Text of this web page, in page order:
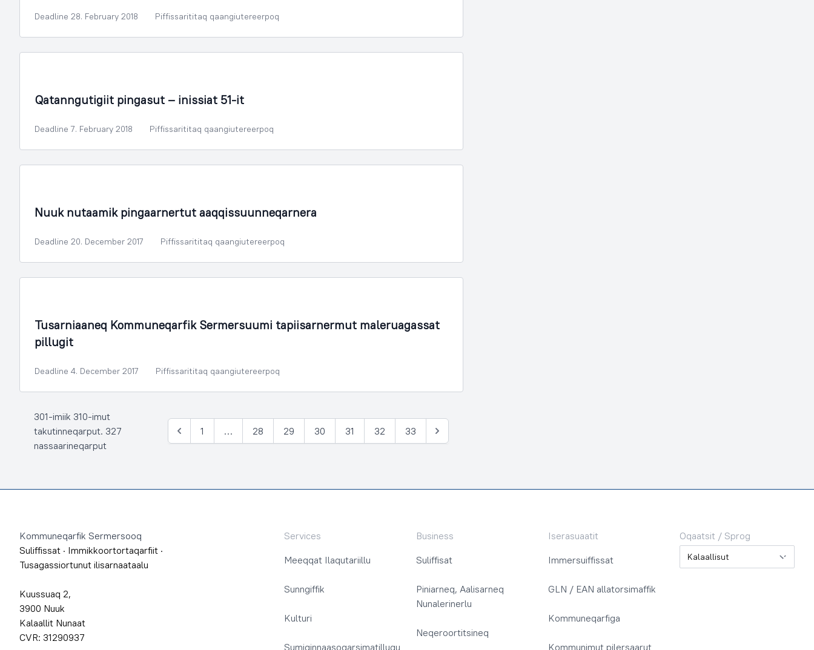
Deadline 28. February 2018 Piffissarititaq qaangiutereerpoq
Qatanngutigiit pingasut – inissiat 51-it
Deadline 7. February 2018 Piffissarititaq qaangiutereerpoq
Nuuk nutaamik pingaarnertut aaqqissuunneqarnera
Deadline 20. December 2017 Piffissarititaq qaangiutereerpoq
Tusarniaaneq Kommuneqarfik Sermersuumi tapiisarnermut maleruagassat
pillugit
Deadline 4. December 2017 Piffissarititaq qaangiutereerpoq
301-imiik 310-imut
takutinneqarput. 327
nassaarineqarput
Siulia
1 … 28 29 30 31 32 33
Tullia
Kommuneqarfik Sermersooq
Suliffissat · Immikkoortortaqarfiit ·
Tusagassiortunut ilisarnaataalu
Kuussuaq 2,
3900 Nuuk
Kalaallit Nunaat
CVR: 31290937
Services
Meeqqat Ilaqutariillu
Sunngiffik
Kulturi
Sumiginnaasoqarsimatillugu
Business
Suliffisat
Piniarneq, Aalisarneq
Nunalerinerlu
Neqeroortitsineq
Iserasuaatit
Immersuiffissat
GLN / EAN allatorsimaffik
Kommuneqarfiga
Kommunimut pilersaarut
Oqaatsit / Sprog
Oqaatsit / Sprog